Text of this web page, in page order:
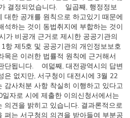
결정되었습니다. 일곱째, 행정정보
대한 공개를 원칙으로 하고있기 때문에
석하는 것이 동법취지에 부합하는 것이
가 비공개 근거로 제시한 공공기관의
항 제5호 및 공공기관의 개인정보보호
목은 이러한 법률적 원칙에 근거해서
단됩니다. 여덟째, 대전광역시의 답변
은 없지만, 서구청이 대전시에 3월 22
감사처분 사항 착실히 이행하고 있다고
자로 시에 제출한 이의신청서에서는
의견을 밝히고 있습니다. 결과론적으로
펴는 서구청의 의견을 받아들여 부분공